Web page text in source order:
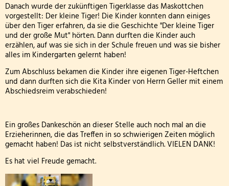
Wandertag am 24.03.2026
Die 4. Klasse war in der Wildbadmühle
Rollstuhlprojekt
Die Drittklässler bei den Waldjugendspielen
Die Frösche zu Besuch in der Wildbadmühle
Känguru Wettbewerb 2026
Danach wurde der zukünftigen Tigerklasse das Maskottchen
vorgestellt: Der kleine Tiger! Die Kinder konnten dann einiges
über den Tiger erfahren, da sie die Geschichte "Der kleine Tiger
und der große Mut" hörten. Dann durften die Kinder auch
erzählen, auf was sie sich in der Schule freuen und was sie bisher
alles im Kindergarten gelernt haben!
Zum Abschluss bekamen die Kinder ihre eigenen Tiger-Heftchen
und dann durften sich die Kita Kinder von Herrn Geller mit einem
Abschiedsreim verabschieden!
Ein großes Dankeschön an dieser Stelle auch noch mal an die
Erzieherinnen, die das Treffen in so schwierigen Zeiten möglich
gemacht haben! Das ist nicht selbstverständlich. VIELEN DANK!
Es hat viel Freude gemacht.